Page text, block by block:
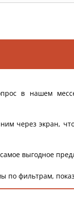
в нашем
через экран,
выгодное
по фильтрам,